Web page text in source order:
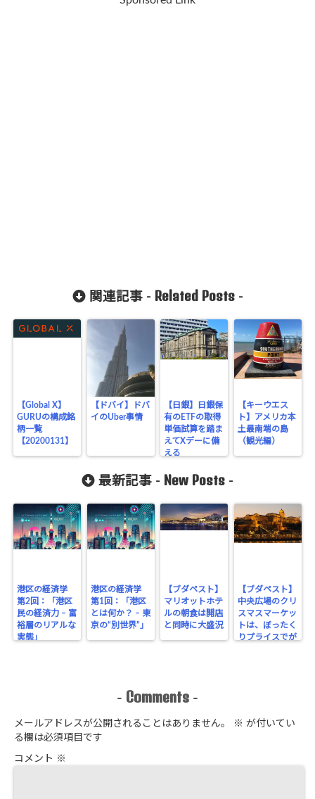
関連記事 - Related Posts-
【Global X】
GURUの構成銘
柄一覧
【20200131】
【ドバイ】ドバ
イのUber事情
【日銀】日銀保
有のETFの取得
単価試算を踏ま
えてXデーに備
える
【キーウエス
ト】アメリカ本
土最南端の島
（観光編）
最新記事 - New Posts -
港区の経済学
第2回：「港区
民の経済力 – 富
裕層のリアルな
実態」
港区の経済学
第1回：「港区
とは何か？ – 東
京の“別世界”」
【ブダペスト】
マリオットホテ
ルの朝食は開店
と同時に大盛況
【ブダペスト】
中央広場のクリ
スマスマーケッ
トは、ぼったく
りプライスでが
- Comments -
メールアドレスが公開されることはありません。 ※ が付いてい
る欄は必須項目です
コメント ※